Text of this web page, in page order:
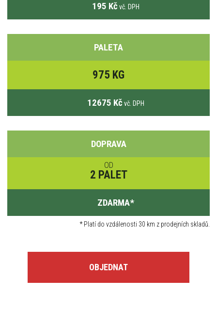
195 Kč vč. DPH
PALETA
975 KG
12675 Kč vč. DPH
DOPRAVA
OD
2 PALET
ZDARMA*
*Platí do vzdálenosti 30 km z prodejních skladů.
OBJEDNAT